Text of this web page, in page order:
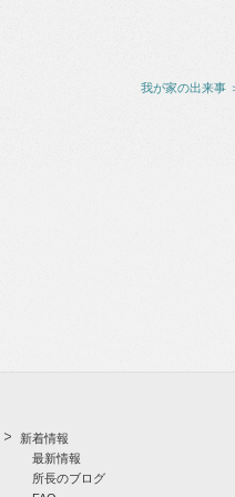
我が家の出来事
新着情報
最新情報
所長のブログ